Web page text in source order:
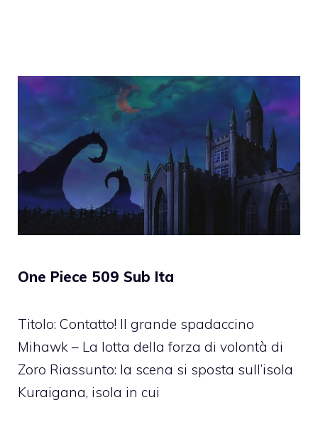
One Piece 509 Sub Ita
Titolo: Contatto! Il grande spadaccino
Mihawk – La lotta della forza di volontà di
Zoro Riassunto: la scena si sposta sull’isola
Kuraigana, isola in cui